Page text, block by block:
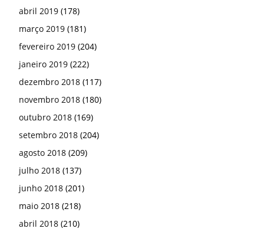
abril 2019 (178)
março 2019 (181)
fevereiro 2019 (204)
janeiro 2019 (222)
dezembro 2018 (117)
novembro 2018 (180)
outubro 2018 (169)
setembro 2018 (204)
agosto 2018 (209)
julho 2018 (137)
junho 2018 (201)
maio 2018 (218)
abril 2018 (210)